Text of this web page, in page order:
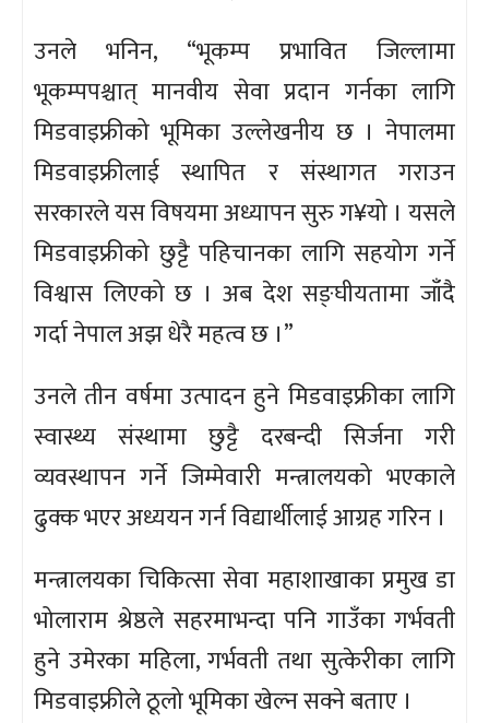
उनले भनिन, “भूकम्प प्रभावित जिल्लामा
भूकम्पपश्चात् मानवीय सेवा प्रदान गर्नका लागि
मिडवाइफ्रीको भूमिका उल्लेखनीय छ । नेपालमा
मिडवाइफ्रीलाई स्थापित र संस्थागत गराउन
सरकारले यस विषयमा अध्यापन सुरु ग¥यो । यसले
मिडवाइफ्रीको छुट्टै पहिचानका लागि सहयोग गर्ने
विश्वास लिएको छ । अब देश सङ्घीयतामा जाँदै
गर्दा नेपाल अझ धेरै महत्व छ ।”
उनले तीन वर्षमा उत्पादन हुने मिडवाइफ्रीका लागि
स्वास्थ्य संस्थामा छुट्टै दरबन्दी सिर्जना गरी
व्यवस्थापन गर्ने जिम्मेवारी मन्त्रालयको भएकाले
ढुक्क भएर अध्ययन गर्न विद्यार्थीलाई आग्रह गरिन ।
मन्त्रालयका चिकित्सा सेवा महाशाखाका प्रमुख डा
भोलाराम श्रेष्ठले सहरमाभन्दा पनि गाउँका गर्भवती
हुने उमेरका महिला, गर्भवती तथा सुत्केरीका लागि
मिडवाइफ्रीले ठूलो भूमिका खेल्न सक्ने बताए ।